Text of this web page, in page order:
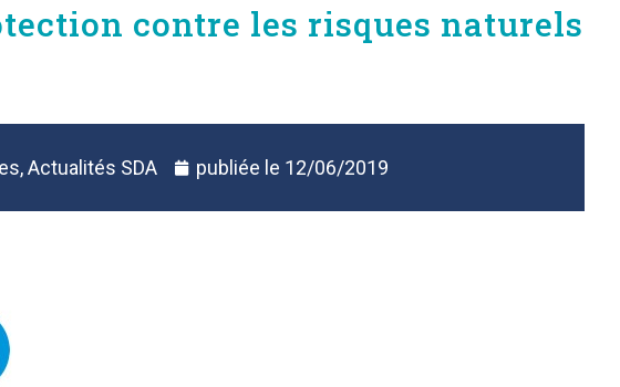
contre les risques naturels
,Actualités SDA publiée le 12/06/2019